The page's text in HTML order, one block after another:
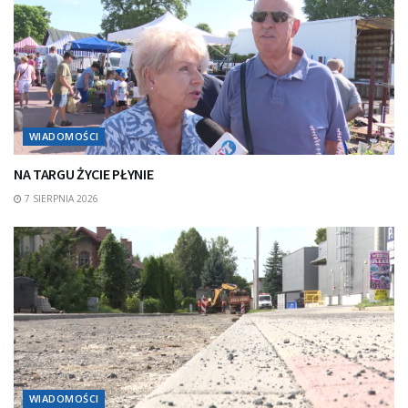
WIADOMOŚCI
NA TARGU ŻYCIE PŁYNIE
7 SIERPNIA 2026
WIADOMOŚCI